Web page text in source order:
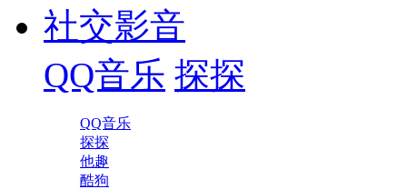
社交影音
QQ音乐 探探
QQ音乐
探探
他趣
酷狗